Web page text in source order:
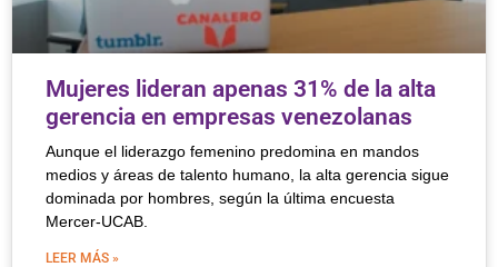
Mujeres lideran apenas 31% de la alta
gerencia en empresas venezolanas
Aunque el liderazgo femenino predomina en mandos
medios y áreas de talento humano, la alta gerencia sigue
dominada por hombres, según la última encuesta
Mercer-UCAB.
LEER MÁS »